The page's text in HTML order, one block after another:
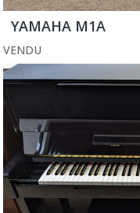
YAMAHA M1A
VENDU